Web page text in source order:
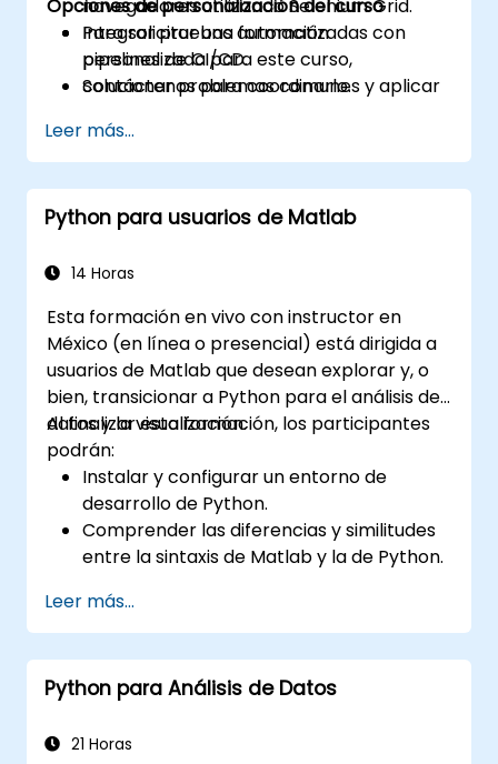
navegadores utilizando Selenium Grid.
Integrar pruebas automatizadas con
pipelines de CI/CD.
Solucionar problemas comunes y aplicar
la automatización.
Opciones de personalización del curso
Para solicitar una formación
personalizada para este curso,
contáctenos para coordinarlo.
Leer más...
Python para usuarios de Matlab
14 Horas
Esta formación en vivo con instructor en
México (en línea o presencial) está dirigida a
usuarios de Matlab que desean explorar y, o
bien, transicionar a Python para el análisis de
datos y la visualización.
Al finalizar esta formación, los participantes
podrán:
Instalar y configurar un entorno de
desarrollo de Python.
Comprender las diferencias y similitudes
entre la sintaxis de Matlab y la de Python.
valiosa a partir de diversos conjuntos de
datos.
Convertir aplicaciones existentes de
Matlab a Python.
Leer más...
Python para Análisis de Datos
21 Horas